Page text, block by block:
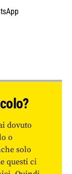
dovuto
o
solo
questi ci